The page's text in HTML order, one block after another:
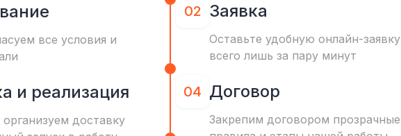
все условия и
и реализация
доставку
02 Заявка
Оставьте удобную онлайн-заявку
всего лишь за пару минут
04 Договор
Закрепим договором прозрачные